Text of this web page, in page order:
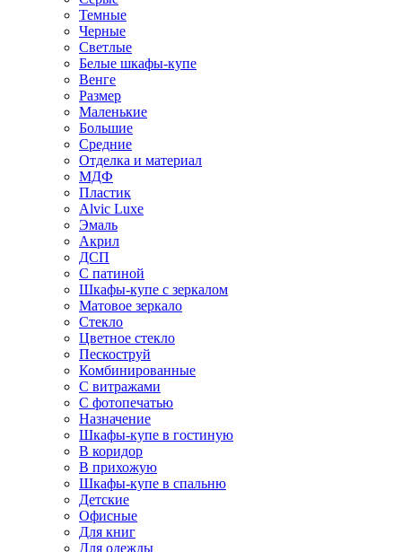
Темные
Черные
Светлые
Белые шкафы-купе
Венге
Размер
Маленькие
Большие
Средние
Отделка и материал
МДФ
Пластик
Alvic Luxe
Эмаль
Акрил
ДСП
С патиной
Шкафы-купе с зеркалом
Матовое зеркало
Стекло
Цветное стекло
Пескоструй
Комбинированные
С витражами
С фотопечатью
Назначение
Шкафы-купе в гостиную
В коридор
В прихожую
Шкафы-купе в спальню
Детские
Офисные
Для книг
Для одежды